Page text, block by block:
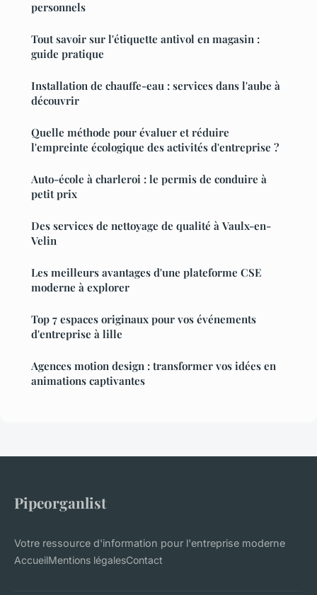
personnels
Tout savoir sur l'étiquette antivol en magasin :
guide pratique
Installation de chauffe-eau : services dans l'aube à
découvrir
Quelle méthode pour évaluer et réduire
l'empreinte écologique des activités d'entreprise ?
Auto-école à charleroi : le permis de conduire à
petit prix
Des services de nettoyage de qualité à Vaulx-en-
Velin
Les meilleurs avantages d'une plateforme CSE
moderne à explorer
Top 7 espaces originaux pour vos événements
d'entreprise à lille
Agences motion design : transformer vos idées en
animations captivantes
Pipeorganlist
Votre ressource d'information pour l'entreprise moderne
AccueilMentions légalesContact